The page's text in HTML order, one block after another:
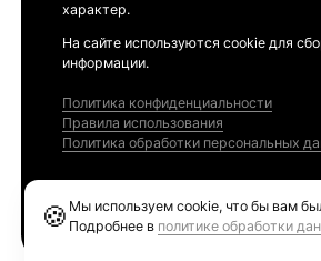
характер.
На сайте используются cookie для
информации.
Политика конфиденциальности
Правила использования
Политика обработки персональных
🍪 Мы используем cookie, что бы вам
Подробнее в политике обработки
Ethereum GAS Tracker